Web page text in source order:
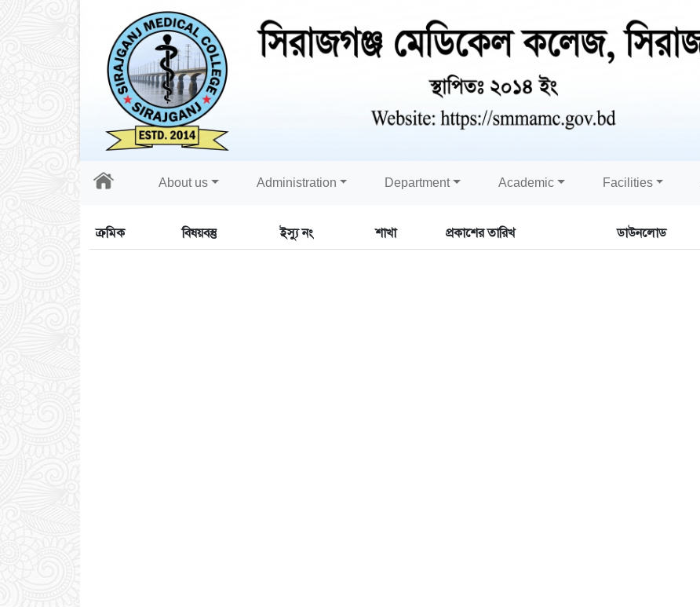
About us Administration Department Academic Facilities
ক্রমিক বিষয়বস্তু ইস্যু নং শাখা প্রকাশের তারিখ ডাউনলোড